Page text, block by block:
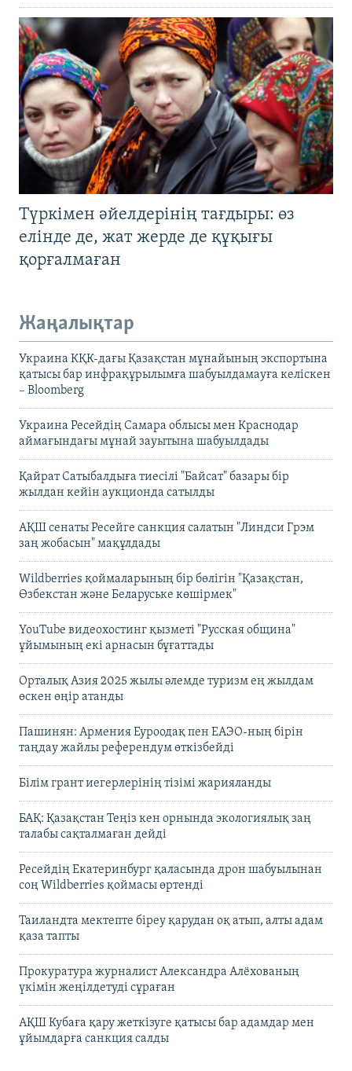
Түркімен әйелдерінің тағдыры: өз
елінде де, жат жерде де құқығы
қорғалмаған
Жаңалықтар
Украина КҚК-дағы Қазақстан мұнайының экспортына
қатысы бар инфрақұрылымға шабуылдамауға келіскен
– Bloomberg
Украина Ресейдің Самара облысы мен Краснодар
аймағындағы мұнай зауытына шабуылдады
Қайрат Сатыбалдыға тиесілі "Байсат" базары бір
жылдан кейін аукционда сатылды
АҚШ сенаты Ресейге санкция салатын "Линдси Грэм
заң жобасын" мақұлдады
Wildberries қоймаларының бір бөлігін "Қазақстан,
Өзбекстан және Беларуське көшірмек"
YouTube видеохостинг қызметі "Русская община"
ұйымының екі арнасын бұғаттады
Орталық Азия 2025 жылы әлемде туризм ең жылдам
өскен өңір атанды
Пашинян: Армения Еуроодақ пен ЕАЭО-ның бірін
таңдау жайлы референдум өткізбейді
Білім грант иегерлерінің тізімі жарияланды
БАҚ: Қазақстан Теңіз кен орнында экологиялық заң
талабы сақталмаған дейді
Ресейдің Екатеринбург қаласында дрон шабуылынан
соң Wildberries қоймасы өртенді
Таиландта мектепте біреу қарудан оқ атып, алты адам
қаза тапты
Прокуратура журналист Александра Алёхованың
үкімін жеңілдетуді сұраған
АҚШ Кубаға қару жеткізуге қатысы бар адамдар мен
ұйымдарға санкция салды